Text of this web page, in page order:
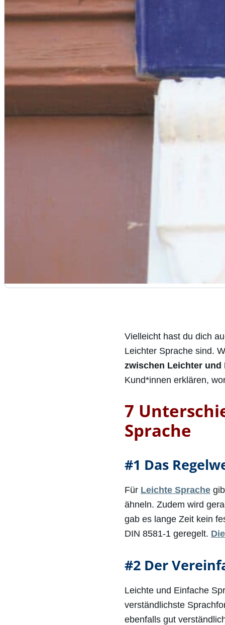
Vielleicht hast du dich
Leichter Sprache sind.
zwischen Leichter und
Kund*innen erklären,
7
Sprache
#1 Das
Für Leichte Sprache
ähneln. Zudem wird
gab es lange Zeit kein
DIN 8581-1 geregelt.
#2 Der
Leichte und Einfache
verständlichste
ebenfalls gut